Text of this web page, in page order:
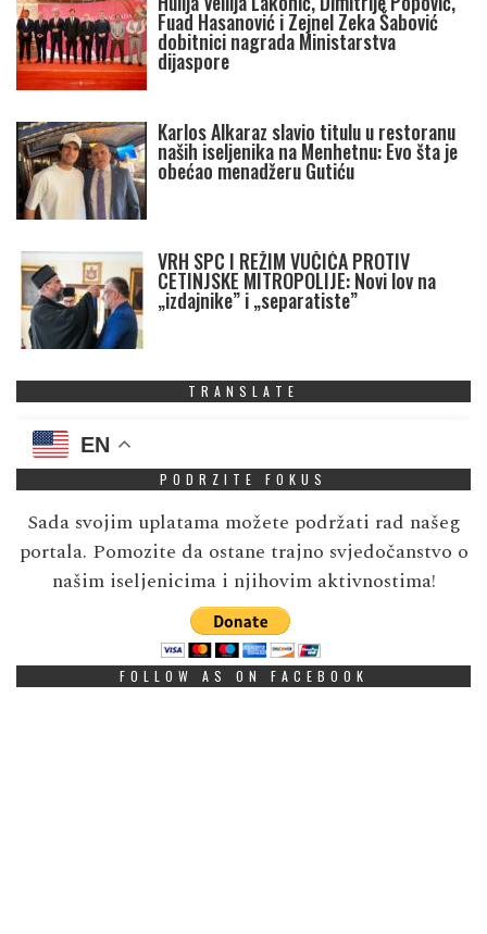
Fuad Hasanović i Zejnel Zeka Šabović
dobitnici nagrada Ministarstva
dijaspore
Karlos Alkaraz slavio titulu u restoranu
naših iseljenika na Menhetnu: Evo šta je
obećao menadžeru Gutiću
VRH SPC I REŽIM VUČIĆA PROTIV
CETINJSKE MITROPOLIJE: Novi lov na
„izdajnike” i „separatiste”
TRANSLATE
EN
PODRZITE FOKUS
Sada svojim uplatama možete podržati rad našeg
portala. Pomozite da ostane trajno svjedočanstvo o
našim iseljenicima i njihovim aktivnostima!
FOLLOW AS ON FACEBOOK